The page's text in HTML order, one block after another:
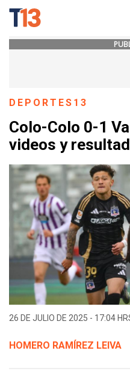
DEPORTES13
Colo-Colo 0-1
videos y
26 DE JULIO DE 2025 - 17:04
HOMERO RAMÍREZ LEIVA